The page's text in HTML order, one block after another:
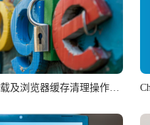
Google浏览器下载及浏览器缓存清理操作指南